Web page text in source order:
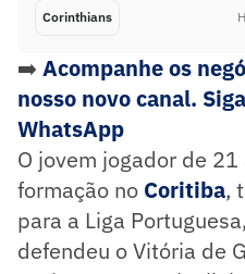
Corinthians
➡️ Acompanhe os
nosso novo canal.
WhatsApp
O jovem jogador de
formação no Coritiba,
para a Liga
defendeu o Vitória de